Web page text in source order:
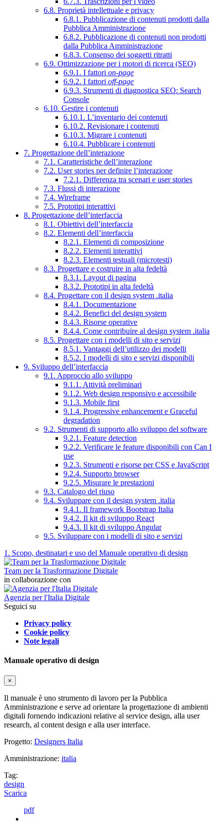
6.8. Proprietà intellettuale e privacy
6.8.1. Pubblicazione di contenuti prodotti dalla
Pubblica Amministrazione
6.8.2. Pubblicazione di contenuti non prodotti
dalla Pubblica Amministrazione
6.8.3. Consenso dei soggetti ritratti
6.9. Ottimizzazione per i motori di ricerca (SEO)
6.9.1. I fattori on-page
6.9.2. I fattori off-page
6.9.3. Strumenti di diagnostica SEO: Search
Console
6.10. Gestire i contenuti
6.10.1. L’inventario dei contenuti
6.10.2. Revisionare i contenuti
6.10.3. Migrare i contenuti
6.10.4. Pubblicare i contenuti
7. Progettazione dell’interazione
7.1. Caratteristiche dell’interazione
7.2. User stories per definire l’interazione
7.2.1. Differenza tra scenari e user stories
7.3. Flussi di interazione
7.4. Wireframe
7.5. Prototipi interattivi
8. Progettazione dell’interfaccia
8.1. Obiettivi dell’interfaccia
8.2. Elementi dell’interfaccia
8.2.1. Elementi di composizione
8.2.2. Elementi interattivi
8.2.3. Elementi testuali (microtesti)
8.3. Progettare e costruire in alta fedeltà
8.3.1. Layout di pagina
8.3.2. Prototipi in alta fedeltà
8.4. Progettare con il design system .italia
8.4.1. Documentazione
8.4.2. Benefici del design system
8.4.3. Risorse operative
8.4.4. Come contribuire al design system .italia
8.5. Progettare con i modelli di sito e servizi
8.5.1. Vantaggi dell’utilizzo dei modelli
8.5.2. I modelli di sito e servizi disponibili
9. Sviluppo dell’interfaccia
9.1. Approccio allo sviluppo
9.1.1. Attività preliminari
9.1.2. Web design responsivo e accessibile
9.1.3. Mobile first
9.1.4. Progressive enhancement e Graceful
degradation
9.2. Strumenti di supporto allo sviluppo del software
9.2.1. Feature detection
9.2.2. Verificare le feature disponibili con Can I
use
9.2.3. Strumenti e risorse per CSS e JavaScript
9.2.4. Supporto browser
9.2.5. Misurare le prestazioni
9.3. Catalogo del riuso
9.4. Sviluppare con il design system .italia
9.4.1. Il framework Bootstrap Italia
9.4.2. Il kit di sviluppo React
9.4.3. Il kit di sviluppo Angular
9.5. Sviluppare con i modelli di sito e servizi
1. Scopo, destinatari e uso del Manuale operativo di design
Team per la Trasformazione Digitale
in collaborazione con
Agenzia per l'Italia Digitale
Seguici su
Privacy policy
Cookie policy
Note legali
Manuale operativo di design
×
Il manuale è uno strumento di lavoro per la Pubblica
Amministrazione e serve ad orientare la progettazione di ambienti
digitali fornendo indicazioni relative al service design, alla user
research, al content design e alla user interface.
Progetto: Designers Italia
Amministrazione: italia
Tag:
design
Scarica
pdf